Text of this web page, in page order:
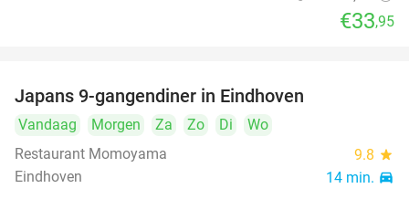
€33,95
Japans 9-gangendiner in Eindhoven
Vandaag Morgen Za Zo Di
Wo
Restaurant Momoyama
9.8 star
Eindhoven 14 min. directions_car